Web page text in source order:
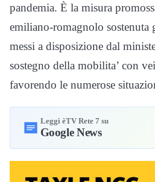
pandemia. È la misura
emiliano-romagnolo sostenuta
messi a disposizione dal
sostegno della mobilita’ con
favorendo le numerose
Leggi èTV Rete 7 su
Google News